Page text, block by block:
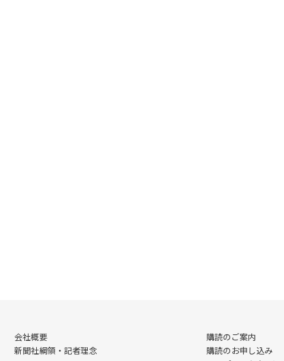
会社概要
新聞社綱領・記者理念
購読のご案内
購読のお申し込み